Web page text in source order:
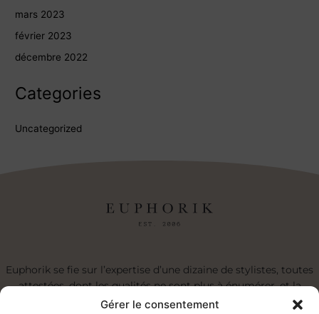
Gérer le consentement
mars 2023
février 2023
décembre 2022
Categories
Uncategorized
Euphorik se fie sur l’expertise d’une dizaine de stylistes, toutes
attestées, dont les qualités ne sont plus à énumérer, et la
réputation à faire. Nous sommes un salon d’expertes ben l’fun!